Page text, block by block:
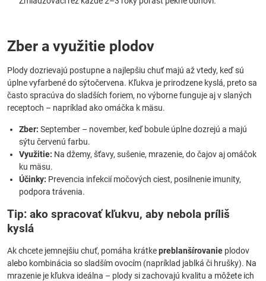
Zber a využitie plodov
Plody dozrievajú postupne a najlepšiu chuť majú až vtedy, keď sú
úplne vyfarbené do sýtočervena. Kľukva je prirodzene kyslá, preto sa
často spracúva do sladších foriem, no výborne funguje aj v slaných
receptoch – napríklad ako omáčka k mäsu.
Zber: September – november, keď bobule úplne dozrejú a majú
sýtu červenú farbu.
Využitie: Na džemy, šťavy, sušenie, mrazenie, do čajov aj omáčok
ku mäsu.
Účinky: Prevencia infekcií močových ciest, posilnenie imunity,
podpora trávenia.
Tip: ako spracovať kľukvu, aby nebola príliš
kyslá
Ak chcete jemnejšiu chuť, pomáha krátkepreblanšírovanie plodov
alebo kombinácia so sladším ovocím (napríklad jablká či hrušky). Na
mrazenie je kľukva ideálna – plody si zachovajú kvalitu a môžete ich